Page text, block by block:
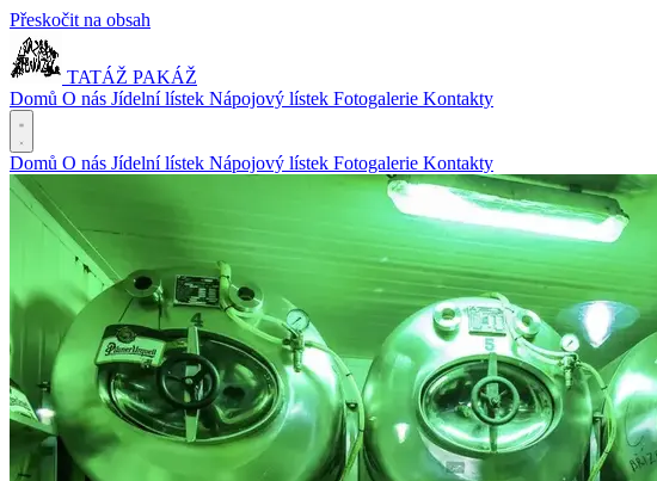
Přeskočit na obsah
TATÁŽ PAKÁŽ
Domů O nás Jídelní lístek Nápojový lístek Fotogalerie Kontakty
Domů O nás Jídelní lístek Nápojový lístek Fotogalerie Kontakty